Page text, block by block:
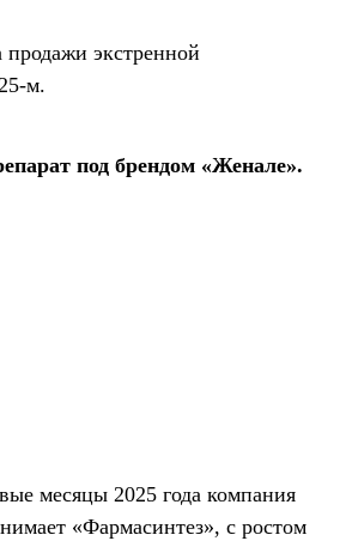
продажи экстренной
м.
под брендом «Женале».
месяцы 2025 года компания
«Фармасинтез», с ростом